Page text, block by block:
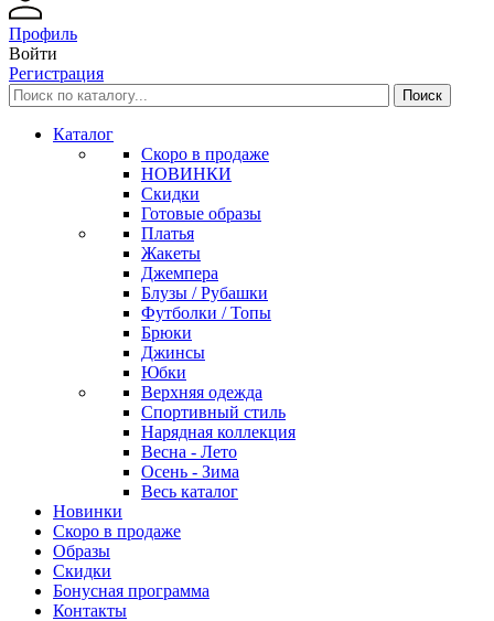
Профиль
Войти
Регистрация
Каталог
Скоро в продаже
НОВИНКИ
Скидки
Готовые образы
Платья
Жакеты
Джемпера
Блузы / Рубашки
Футболки / Топы
Брюки
Джинсы
Юбки
Верхняя одежда
Спортивный стиль
Нарядная коллекция
Весна - Лето
Осень - Зима
Весь каталог
Новинки
Скоро в продаже
Образы
Скидки
Бонусная программа
Контакты